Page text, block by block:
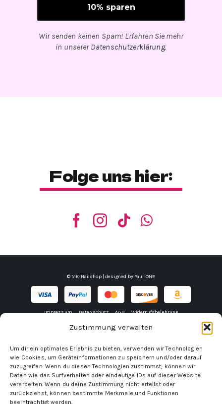
Zustimmung verwalten
Um dir ein optimales Erlebnis zu bieten, verwenden wir Technologien
wie Cookies, um Geräteinformationen zu speichern und/oder darauf
zuzugreifen. Wenn du diesen Technologien zustimmst, können wir
Daten wie das Surfverhalten oder eindeutige IDs auf dieser Website
verarbeiten. Wenn du deine Zustimmung nicht erteilst oder
zurückziehst, können bestimmte Merkmale und Funktionen
beeinträchtigt werden.
Wir senden keinen Spam! Erfahren Sie mehr
in unserer Datenschutzerklärung.
Folge uns hier:
© MK-Nailshop | designed by PauliONE
Impressum Datenschutz AGB Widerrufsbelehrung